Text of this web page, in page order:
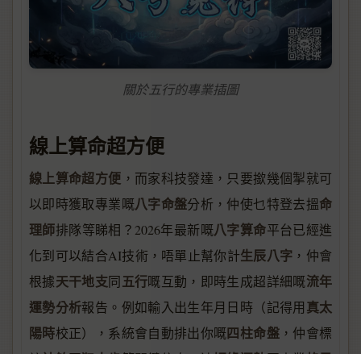
關於五行的專業插圖
線上算命超方便
線上算命超方便 ，而家科技發達，只要撳幾個掣就可
以即時獲取專業嘅八字命盤分析，仲使乜特登去搵命
理師排隊等睇相？2026年最新嘅八字算命平台已經進
化到可以結合AI技術，唔單止幫你計生辰八字 ，仲會
根據天干地支同五行嘅互動，即時生成超詳細嘅流年
運勢分析報告。例如輸入出生年月日時（記得用真太
陽時校正），系統會自動排出你嘅四柱命盤，仲會標